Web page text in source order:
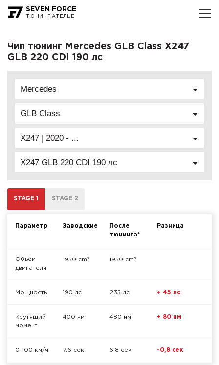
SEVEN FORCE
ТЮНИНГ АТЕЛЬЕ
Чип тюнинг Mercedes GLB Class X247
GLB 220 CDI 190 лс
Mercedes
GLB Class
X247 | 2020 - ...
X247 GLB 220 CDI 190 лс
STAGE 1 STAGE 2
Параметр Заводские
После
тюнинга*
Разница
Объём
двигателя
1950 cm³ 1950 cm³
Мощность 190 лс 235 лс + 45 лс
Крутящий
момент
400 нм 480 нм + 80 нм
0-100 км/ч 7.6 сек 6.8 сек -0,8 сек